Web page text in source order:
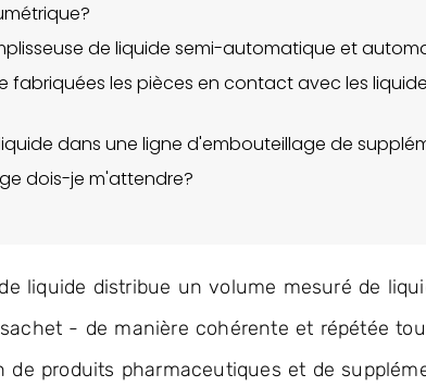
de liquide semi-automatique et
fabriquées les pièces en contact avec les
dans une ligne d'embouteillage de
dois-je m'attendre?
liquide distribue un volume mesuré de
- de manière cohérente et répétée
de produits pharmaceutiques et de